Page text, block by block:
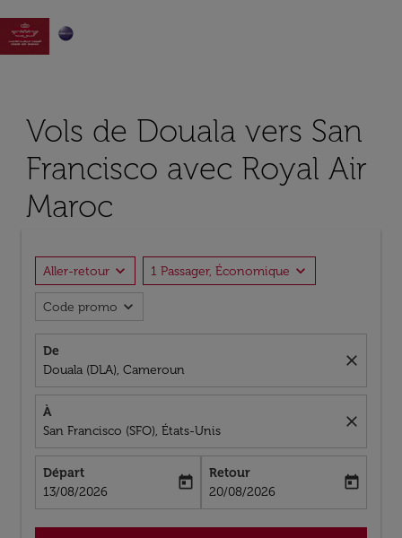

Vols de Douala vers San
Francisco avec Royal Air
Maroc
Aller-retour expand_more 1 Passager, Économique expand_more
Code promo expand_more
De
Douala (DLA), Cameroun
close
À
San Francisco (SFO), États-Unis
close
Départ
fc-booking-departure-date-aria-label
13/08/2026
today
Retour
fc-booking-return-date-aria-label
20/08/2026
today